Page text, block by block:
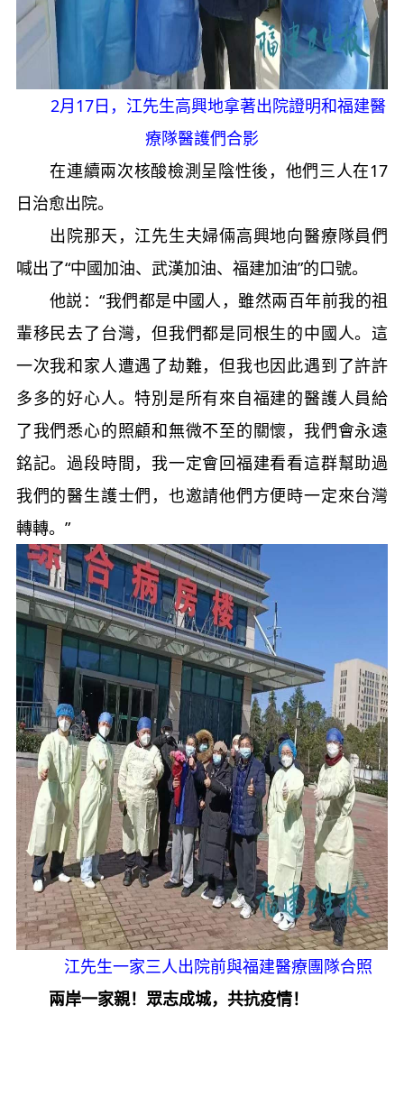
2月17日，江先生高興地拿著出院證明和福建醫
療隊醫護們合影
在連續兩次核酸檢測呈陰性後，他們三人在17
日治愈出院。
出院那天，江先生夫婦倆高興地向醫療隊員們
喊出了“中國加油、武漢加油、福建加油”的口號。
他説：“我們都是中國人，雖然兩百年前我的祖
輩移民去了台灣，但我們都是同根生的中國人。這
一次我和家人遭遇了劫難，但我也因此遇到了許許
多多的好心人。特別是所有來自福建的醫護人員給
了我們悉心的照顧和無微不至的關懷，我們會永遠
銘記。過段時間，我一定會回福建看看這群幫助過
我們的醫生護士們，也邀請他們方便時一定來台灣
轉轉。”
江先生一家三人出院前與福建醫療團隊合照
兩岸一家親！眾志成城，共抗疫情！